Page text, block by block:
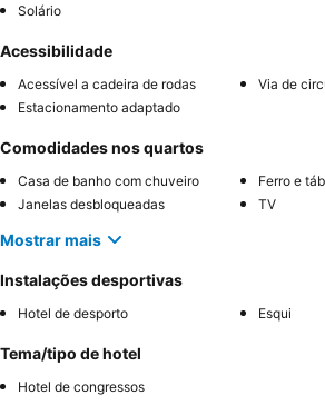
Solário
Acessibilidade
Acessível a cadeira de rodas
Via de
Estacionamento adaptado
Comodidades nos quartos
Casa de banho com chuveiro
Ferro e
Janelas desbloqueadas
TV
Mostrar mais
Instalações desportivas
Hotel de desporto Esqui
Tema/tipo de hotel
Hotel de congressos